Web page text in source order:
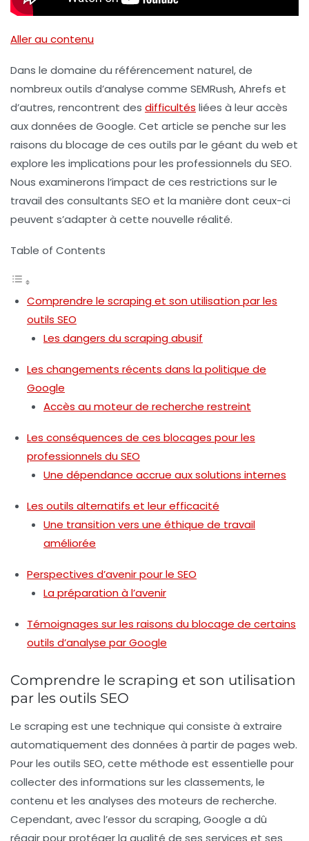
Aller au contenu
Dans le domaine du référencement naturel, de
nombreux outils d’analyse comme SEMRush,Ahrefs et
d’autres, rencontrent des difficultés liées à leur accès
aux données de Google. Cet article se penche sur les
raisons du blocage de ces outils par le géant du web et
explore les implications pour les professionnels du SEO.
Nous examinerons l’impact de ces restrictions sur le
travail des consultants SEO et la manière dont ceux-ci
peuvent s’adapter à cette nouvelle réalité.
Table of Contents
Comprendre le scraping et son utilisation par les
outils SEO
Les dangers du scraping abusif
Les changements récents dans la politique de
Google
Accès au moteur de recherche restreint
Les conséquences de ces blocages pour les
professionnels du SEO
Une dépendance accrue aux solutions internes
Les outils alternatifs et leur efficacité
Une transition vers une éthique de travail
améliorée
Perspectives d’avenir pour le SEO
La préparation à l’avenir
Témoignages sur les raisons du blocage de certains
outils d’analyse par Google
Comprendre le scraping et son utilisation
par les outils SEO
Le scraping est une technique qui consiste à extraire
automatiquement des données à partir de pages web.
Pour les outils SEO, cette méthode est essentielle pour
collecter des informations sur les classements, le
contenu et les analyses des moteurs de recherche.
Cependant, avec l’essor du scraping, Google a dû
réagir pour protéger la qualité de ses services et ses